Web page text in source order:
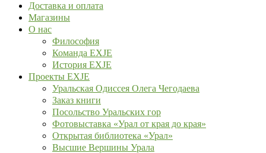
Доставка и оплата
Магазины
О нас
Философия
Команда EXJE
История EXJE
Проекты EXJE
Уральская Одиссея Олега Чегодаева
Заказ книги
Посольство Уральских гор
Фотовыставка «Урал от края до края»
Открытая библиотека «Урал»
Высшие Вершины Урала